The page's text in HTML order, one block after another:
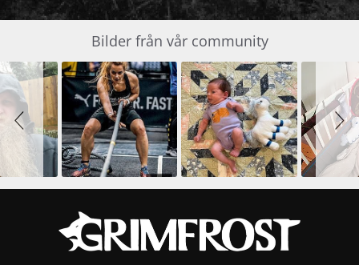
Bilder från vår community